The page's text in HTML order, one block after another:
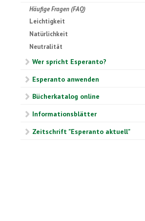
Häufige Fragen (FAQ)
Leichtigkeit
Natürlichkeit
Neutralität
Wer spricht Esperanto?
Esperanto anwenden
Bücherkatalog online
Informationsblätter
Zeitschrift "Esperanto aktuell"